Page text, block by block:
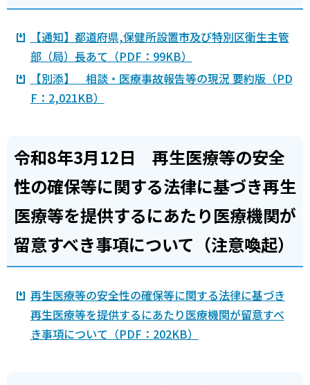
【通知】都道府県,保健所設置市及び特別区衛生主管
部（局）長あて（PDF：99KB）
【別添】 相談・医療事故報告等の現況 要約版（PD
F：2,021KB）
令和8年3月12日 再生医療等の安全
性の確保等に関する法律に基づき再生
医療等を提供するにあたり医療機関が
留意すべき事項について（注意喚起）
再生医療等の安全性の確保等に関する法律に基づき
再生医療等を提供するにあたり医療機関が留意すべ
き事項について（PDF：202KB）